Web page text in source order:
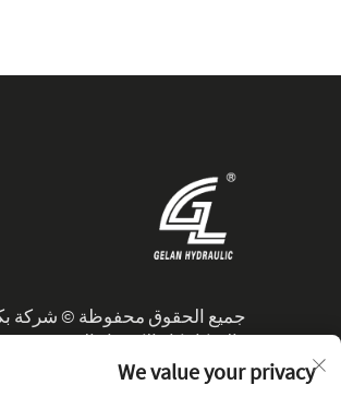
جميع الحقوق محفوظة © شركة
والميكانيكا والكهرباء المحدودة.
We value your privacy